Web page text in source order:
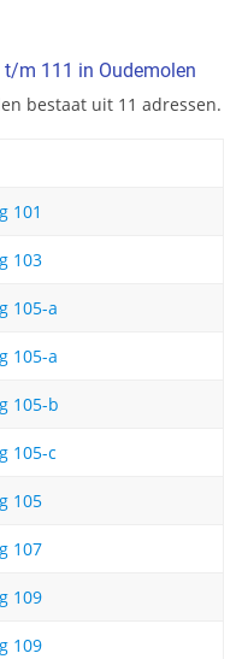
m 111 in Oudemolen
bestaat uit 11 adressen.
101
103
105-a
105-a
105-b
105-c
105
107
109
109